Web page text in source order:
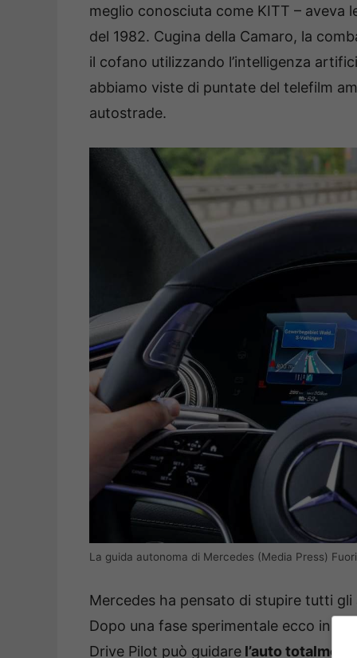
meglio conosciuta come KITT – aveva
del 1982. Cugina della Camaro, la
il cofano utilizzando l’intelligenza
abbiamo viste di puntate del telefilm
autostrade.
La guida autonoma di Mercedes (Media Press)
Mercedes ha pensato di stupire tutti
Dopo una fase sperimentale ecco in
Drive Pilot può guidare l’auto